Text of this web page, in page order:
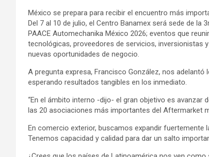
México se prepara para recibir el encuentro más
Del 7 al 10 de julio, el Centro Banamex será sede de la
PAACE Automechanika México 2026; eventos que
tecnológicas, proveedores de servicios, inversionistas
nuevas oportunidades de negocio.
A pregunta expresa, Francisco González, nos
esperando resultados tangibles en los inmediato.
“En el ámbito interno -dijo- el gran objetivo es avanzar
las 20 asociaciones más importantes del Aftermarket
En comercio exterior, buscamos expandir
Tenemos capacidad y calidad para dar un salto